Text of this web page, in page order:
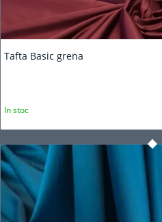
Tafta Basic grena
In stoc